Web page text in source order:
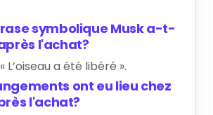
symbolique Musk a-t-
l'achat?
L’oiseau a été libéré ».
ont eu lieu chez
l'achat?